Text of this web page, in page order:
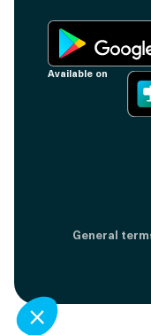
Available on
General